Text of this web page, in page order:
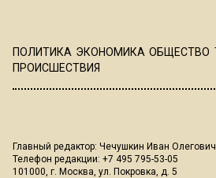
ПОЛИТИКА ЭКОНОМИКА ОБЩЕСТВО
ПРОИСШЕСТВИЯ
Главный редактор: Чечушкин Иван
Телефон редакции: +7 495 795-53-05
101000, г. Москва, ул. Покровка, д. 5